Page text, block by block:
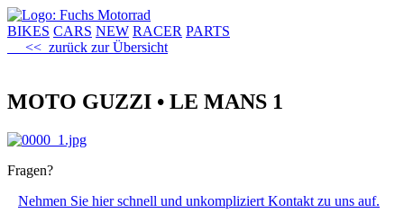
BIKES CARS NEW RACER PARTS
<< zurück zur Übersicht
MOTO GUZZI • LE MANS 1
Fragen?
Nehmen Sie hier schnell und unkompliziert Kontakt zu uns auf.